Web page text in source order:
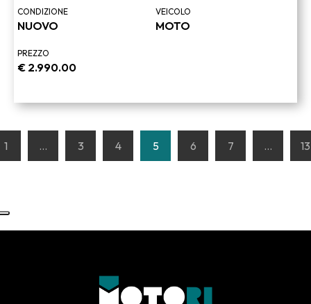
CONDIZIONE
NUOVO
VEICOLO
MOTO
PREZZO
€ 2.990.00
Navigazione
1 … 3 4 5 6 7 … 13